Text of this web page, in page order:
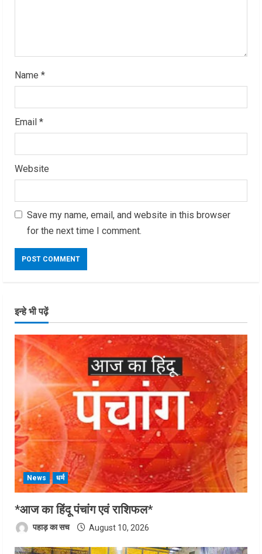
Name *
Email *
Website
Save my name, email, and website in this browser
for the next time I comment.
इन्हे भी पढ़ें
News धर्म
*आज का हिंदू पंचांग एवं राशिफल*
पहाड़ का सच August 10, 2026